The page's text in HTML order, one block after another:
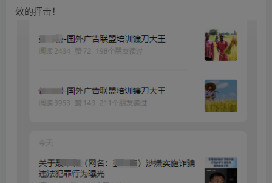
效的抨击！